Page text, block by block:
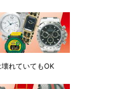
壊れていてもOK